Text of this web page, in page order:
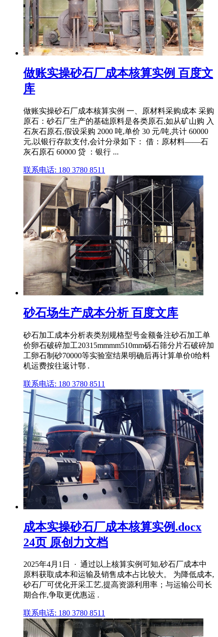
做账实操砂石厂成本核算实例 百度文
库
做账实操砂石厂成本核算实例 一、原材料采购成本 采购
原石：砂石厂生产的基础原料是各类原石,如从矿山购 入
石灰石原石,假设采购 2000 吨,单价 30 元/吨,共计 60000
元,以银行存款支付,会计分录如下： 借：原材料——石
灰石原石 60000 贷 ：银行 ...
联系电话: 180 3780 8511
砂石场生产成本分析 百度文库
砂石加工成本分析表类别规格型号金额备注砂石加工单
价卵石破碎加工20315mmmm510mm砾石筛分片石破碎加
工卵石制砂70000等实验室结果明确后再计算单价0给料
机运费按往返计鄂 .
联系电话: 180 3780 8511
成本实操砂石厂成本核算实例.docx
24页 原创力文档
2025年4月1日 · 通过以上核算实例可知,砂石厂成本中
原料获取成本和运输及销售成本占比较大。 为降低成本,
砂石厂可优化开采工艺,提高资源利用率；与运输公司长
期合作,争取更优惠运 .
联系电话: 180 3780 8511